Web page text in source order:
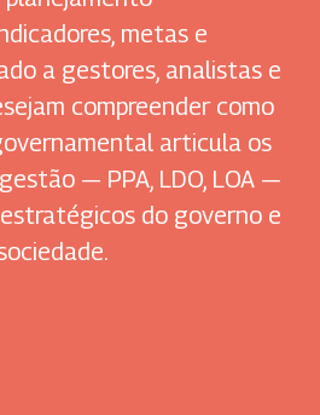
metas e
a gestores, analistas e
compreender como
articula os
— PPA, LDO, LOA —
do governo e